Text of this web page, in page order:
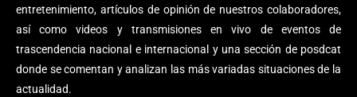
entretenimiento, artículos de opinión de nuestros colaboradores,
así como videos y transmisiones en vivo de eventos de
trascendencia nacional e internacional y una sección de posdcat
donde se comentan y analizan las más variadas situaciones de la
actualidad.